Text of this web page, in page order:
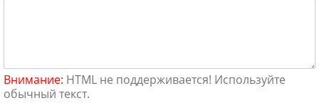
Внимание: HTML не поддерживается! Используйте
обычный текст.